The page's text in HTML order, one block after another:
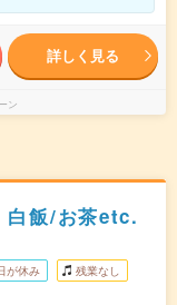
詳しく見る
ン
白飯/お茶etc.
が休み 残業なし